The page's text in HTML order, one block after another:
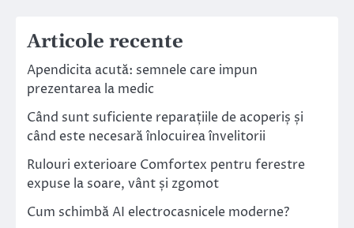
Articole recente
Apendicita acută: semnele care impun
prezentarea la medic
Când sunt suficiente reparațiile de acoperiș și
când este necesară înlocuirea învelitorii
Rulouri exterioare Comfortex pentru ferestre
expuse la soare, vânt și zgomot
Cum schimbă AI electrocasnicele moderne?